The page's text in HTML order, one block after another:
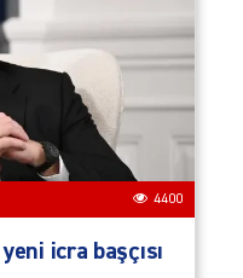
4400
icra başçısı